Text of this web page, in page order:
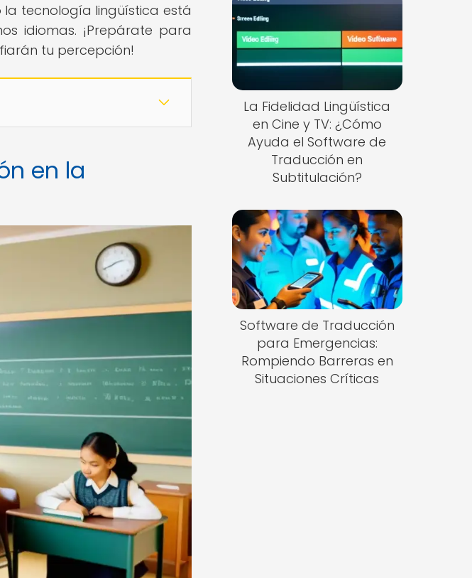
la tecnología lingüística está
idiomas. ¡Prepárate para
tu percepción!
en la
La Fidelidad Lingüística
en Cine y TV: ¿Cómo
Ayuda el Software de
Traducción en
Subtitulación?
Software de Traducción
para Emergencias:
Rompiendo Barreras en
Situaciones Críticas